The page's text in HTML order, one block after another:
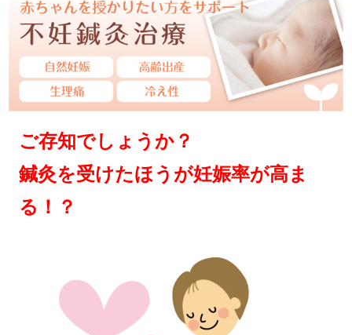
ご存知でしょうか？
鍼灸を受けたほうが妊娠率が高ま
る！？